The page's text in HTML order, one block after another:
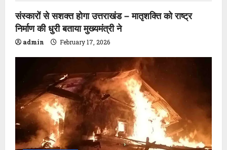
i
o
n
संस्कारों से सशक्त होगा उत्तराखंड – मातृशक्ति को राष्ट्र
निर्माण की धुरी बताया मुख्यमंत्री ने
admin February 17, 2026